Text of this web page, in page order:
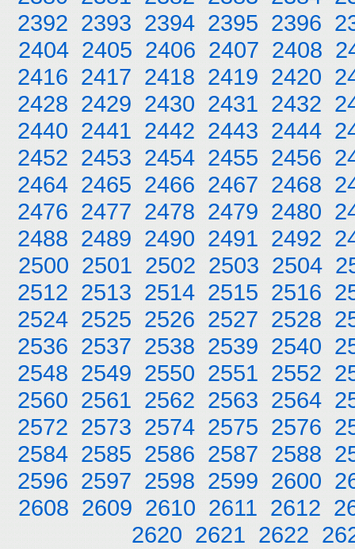
2392 2393 2394 2395 2396
2404 2405 2406 2407 2408
2416 2417 2418 2419 2420
2428 2429 2430 2431 2432
2440 2441 2442 2443 2444
2452 2453 2454 2455 2456
2464 2465 2466 2467 2468
2476 2477 2478 2479 2480
2488 2489 2490 2491 2492
2500 2501 2502 2503 2504
2512 2513 2514 2515 2516
2524 2525 2526 2527 2528
2536 2537 2538 2539 2540
2548 2549 2550 2551 2552
2560 2561 2562 2563 2564
2572 2573 2574 2575 2576
2584 2585 2586 2587 2588
2596 2597 2598 2599 2600
2608 2609 2610 2611 2612
2620 2621 2622